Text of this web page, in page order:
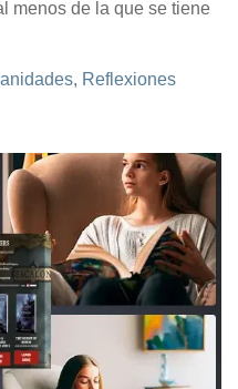
menos de la que se tiene
, Reflexiones